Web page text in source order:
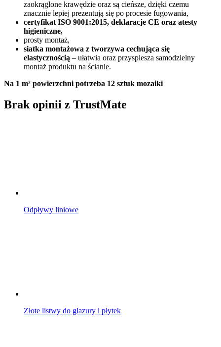
zaokrąglone krawędzie oraz są cieńsze, dzięki czemu
znacznie lepiej prezentują się po procesie fugowania,
certyfikat ISO 9001:2015, deklaracje CE oraz atesty
higieniczne,
prosty montaż,
siatka montażowa z tworzywa cechująca się
elastycznością – ułatwia oraz przyspiesza samodzielny
montaż produktu na ścianie.
Na 1 m² powierzchni potrzeba 12 sztuk mozaiki
Brak opinii z TrustMate
Odpływy liniowe
Złote listwy do glazury i płytek